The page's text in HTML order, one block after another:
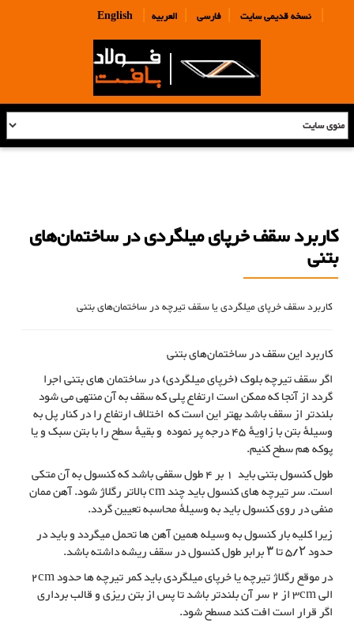
English | نسخه قدیمی سایت| فارسی| العربیه |
کاربرد سقف خرپای میلگردی در ساختمان‌های
بتنی
کاربرد سقف خرپای میلگردی یا سقف تیرچه در ساختمان‌های بتنی
کاربرد این سقف در ساختمان‌های بتنی
اگر سقف تیرچه بلوک (خرپای میلگردی) در ساختمان های بتنی اجرا
گردد از آنجا که ممکن است ارتفاع پلی که سقف به آن منتهی می شود
بلندتر از سقف باشد بهتر این است که اختلاف ارتفاع را در کنار پل به
وسیلهٔ بتن با زاویهٔ 45 درجه پر نموده و بقیهٔ سطح را با بتن سبک و یا
پوکه هم سطح کنیم.
طول کنسول بتنی باید 1 بر 4 طول سقفی باشد که کنسول به آن متکی
است. سر تیرچه های کنسول باید چند cm بالاتر رگلاژ شود. آهن ممان
منفی در روی کنسول باید به وسیلهٔ محاسبه تعیین گردد.
زیرا کلیه بار کنسول به وسیله همین آهن ها تحمل میگردد و باید در
حدود ۵/۲ تا ۳ برابر طول کنسول در سقف ریشه داشته باشد.
در موقع رگلاژ تیرچه یا خرپای میلگردی باید کمر تیرچه ها حدود 2cm
الی 3cm از 2 سر آن بلندتر باشد تا پس از بتن ریزی و قالب برداری
اگر قرار است افت کند مسطح شود.